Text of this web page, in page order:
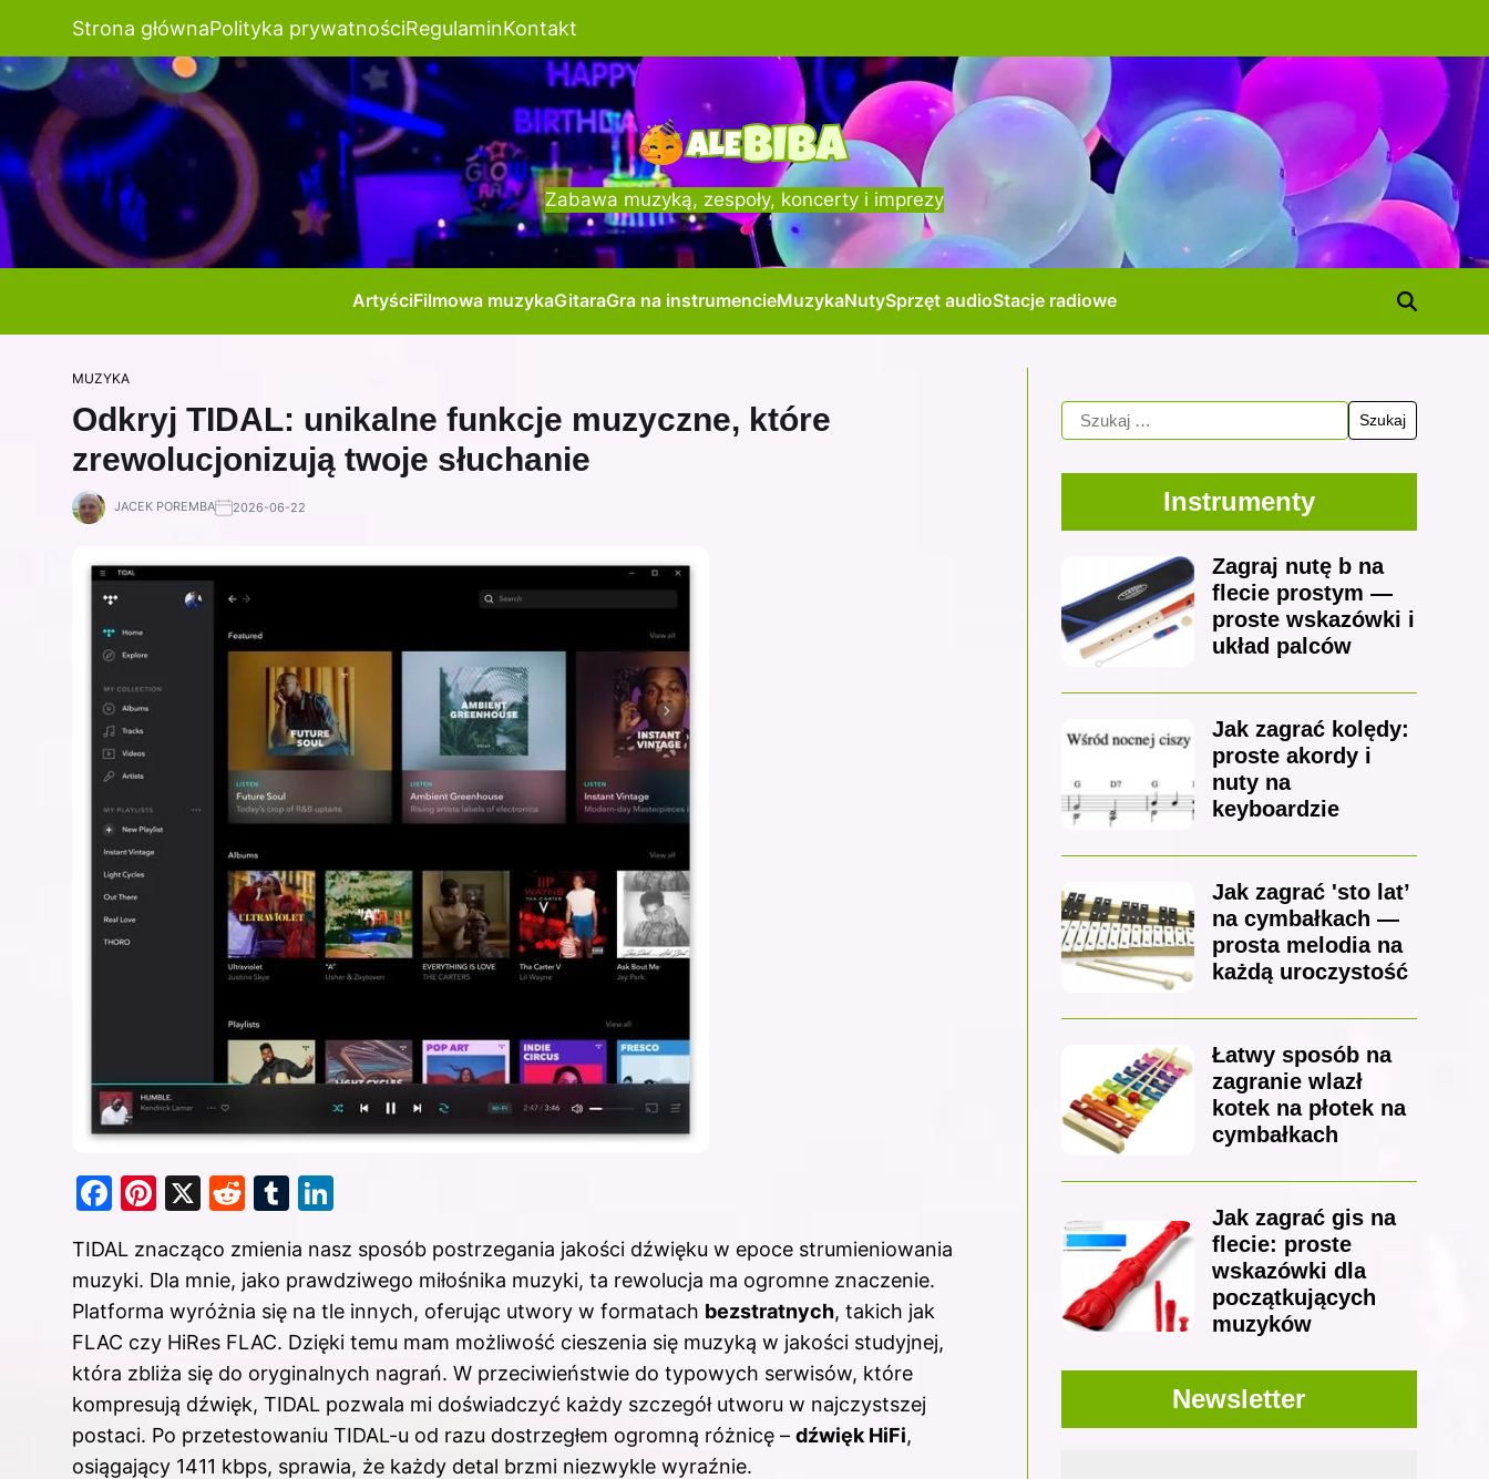
Strona głównaPolityka prywatnościRegulaminKontakt
Zabawa muzyką, zespoły, koncerty i imprezy
ArtyściFilmowa muzykaGitaraGra na instrumencieMuzykaNutySprzęt audioStacje radiowe
MUZYKA
Odkryj TIDAL: unikalne funkcje muzyczne, które
zrewolucjonizują twoje słuchanie
JACEK POREMBA 2026-06-22
F
c
e
b
o
o
k
Pi
er
e
st
X
R
d
di
t
T
m
bl
r
k
e
dI
n
TIDAL znacząco zmienia nasz sposób postrzegania jakości dźwięku w epoce strumieniowania
muzyki. Dla mnie, jako prawdziwego miłośnika muzyki, ta rewolucja ma ogromne znaczenie.
Platforma wyróżnia się na tle innych, oferując utwory w formatach bezstratnych, takich jak
FLAC czy HiRes FLAC. Dzięki temu mam możliwość cieszenia się muzyką w jakości studyjnej,
która zbliża się do oryginalnych nagrań. W przeciwieństwie do typowych serwisów, które
kompresują dźwięk, TIDAL pozwala mi doświadczyć każdy szczegół utworu w najczystszej
postaci. Po przetestowaniu TIDAL-u od razu dostrzegłem ogromną różnicę – dźwięk HiFi,
osiągający 1411 kbps, sprawia, że każdy detal brzmi niezwykle wyraźnie.
Instrumenty
Zagraj nutę b na
flecie prostym —
proste wskazówki i
układ palców
Jak zagrać kolędy:
proste akordy i
nuty na
keyboardzie
Jak zagrać 'sto lat’
na cymbałkach —
prosta melodia na
każdą uroczystość
Łatwy sposób na
zagranie wlazł
kotek na płotek na
cymbałkach
Jak zagrać gis na
flecie: proste
wskazówki dla
początkujących
muzyków
Newsletter